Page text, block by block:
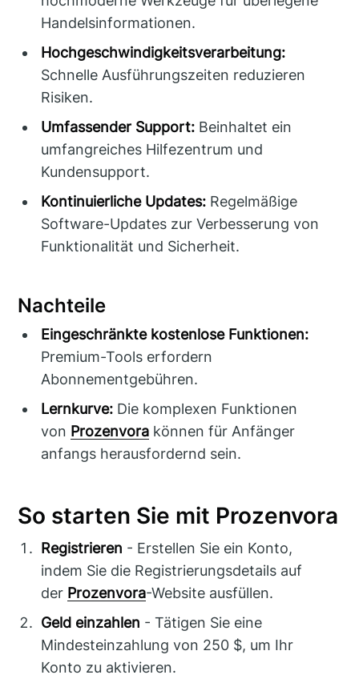
Handelsinformationen.
Hochgeschwindigkeitsverarbeitung:
Schnelle Ausführungszeiten reduzieren
Risiken.
Umfassender Support: Beinhaltet ein
umfangreiches Hilfezentrum und
Kundensupport.
Kontinuierliche Updates: Regelmäßige
Software-Updates zur Verbesserung von
Funktionalität und Sicherheit.
Nachteile
Eingeschränkte kostenlose Funktionen:
Premium-Tools erfordern
Abonnementgebühren.
Lernkurve: Die komplexen Funktionen
von Prozenvora können für Anfänger
anfangs herausfordernd sein.
So starten Sie mit Prozenvora
Registrieren - Erstellen Sie ein Konto,
indem Sie die Registrierungsdetails auf
der Prozenvora-Website ausfüllen.
Geld einzahlen - Tätigen Sie eine
Mindesteinzahlung von 250 $, um Ihr
Konto zu aktivieren.